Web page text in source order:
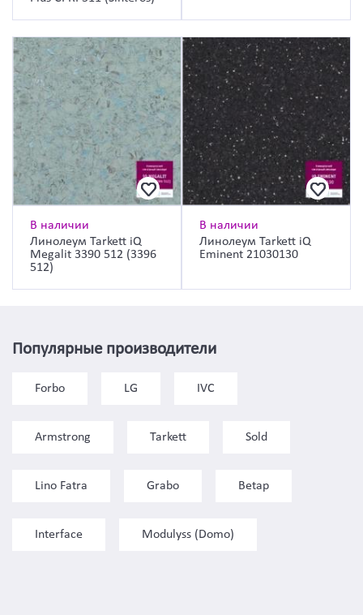
В наличии
Линолеум Tarkett iQ
Megalit 3390 512 (3396
512)
В наличии
Линолеум Tarkett iQ
Eminent 21030130
Популярные производители
Forbo LG IVC
Armstrong Tarkett Sold
Lino Fatra Grabo Betap
Interface Modulyss (Domo)